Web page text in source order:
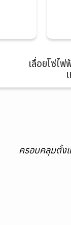
เลื่อยโซ่ไ
ครอบคลุมตั้ง